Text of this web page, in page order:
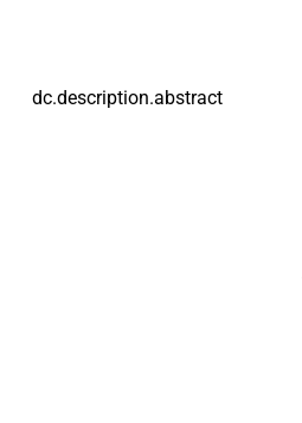
dc.description.abstract